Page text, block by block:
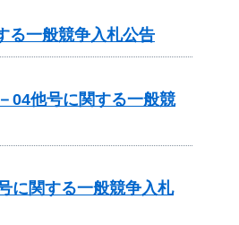
る一般競争入札公告
04他号に関する一般競
に関する一般競争入札